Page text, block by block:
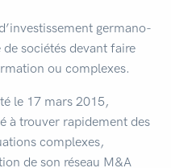
germano-
de sociétés devant faire
ou complexes.
le 17 mars 2015,
à trouver rapidement des
complexes,
de son réseau M&A